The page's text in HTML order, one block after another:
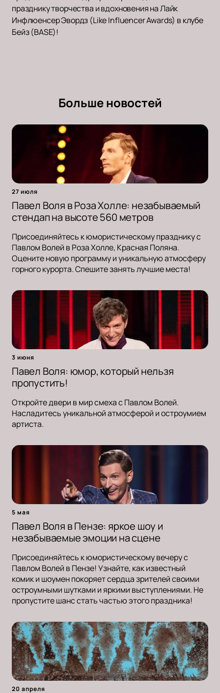
празднику творчества и вдохновения на Лайк
Инфлюенсер Эвордз (Like Influencer Awards) в клубе
Бейз (BASE)!
Больше новостей
27 июля
Павел Воля в Роза Холле: незабываемый
стендап на высоте 560 метров
Присоединяйтесь к юмористическому празднику с
Павлом Волей в Роза Холле, Красная Поляна.
Оцените новую программу и уникальную атмосферу
горного курорта. Спешите занять лучшие места!
3 июня
Павел Воля: юмор, который нельзя
пропустить!
Откройте двери в мир смеха с Павлом Волей.
Насладитесь уникальной атмосферой и остроумием
артиста.
5 мая
Павел Воля в Пензе: яркое шоу и
незабываемые эмоции на сцене
Присоединяйтесь к юмористическому вечеру с
Павлом Волей в Пензе! Узнайте, как известный
комик и шоумен покоряет сердца зрителей своими
остроумными шутками и яркими выступлениями. Не
пропустите шанс стать частью этого праздника!
20 апреля